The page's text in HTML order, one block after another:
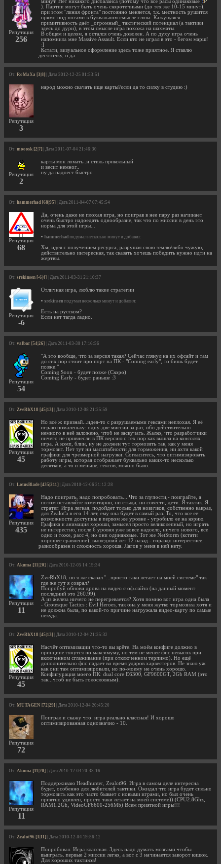
Репутация
256
минут. Нет никакого дисбаланса (потому что все расы одинаковые
). Партии могут быть очень скоротечными (до тех же 10-15 минут),
при этом "линия фронта" постоянно меняется, т.к. местность рушится
прямо под ногами в буквальном смысле слова. Кажущаяся
примитивность даёт _огромный_ тактический потенциал (а тактики
здесь до дури), в этом смысле игра похожа на шахматы.
В общем и целом, я остался очень доволен. А по духу игра очень
напомнила мне Massive Assault. Если кто не играл в это - бегом марш!
:]
Кстати, визуальное оформление здесь тоже приятное. Я ставлю
десяточку, о да.
От: RoMaXa [3|8] | Дата 2012-12-25 01:53:51
Репутация
3
народ можно скачать ище карты?єсли да то силку в студию :)
От: mooosk [2|7] | Дата 2011-07-04 21:46:30
Репутация
2
карты мон ломать..и стиль прикольный
и весит немног..
ну да надоест быстро
От: hammerhad [68|95] | Дата 2011-04-07 07:45:54
Репутация
68
Да, очень даже не плохая игра, но поиграв в нее пару раз начинает
очень быстро надоедать однообразие, так что по миссии в день это
норма для этой игры...
• hammerhad подумал несколько минут и добавил:
Хм, идея с получением ресурса, разрушая свою землю/либо чужую,
действительно интересная, так сказать хочешь победить нужно идти на
жертвы.
От: srekinsen [-6|4] | Дата 2011-03-31 21:10:37
Репутация
-6
Отличная игра, люблю такие стратегии
• srekinsen подумал несколько минут и добавил:
Есть на русском?
Если нет тагда ладно.
От: valbar [54|26] | Дата 2011-03-30 17:16:56
Репутация
54
"А это вообще, что за версия такая? Сейчас глянул на их офсайт и там
до сих пор стоит про порт на ПК - "Coming early", то бишь будет
позже."
Coming Soon - будет позже (Скоро)
Coming Early - будет раньше :3
От: ZveRbX18 [45|13] | Дата 2010-12-08 21:25:59
Репутация
45
Но всё ж признай...идея-то с разрушаемыми гексами неплохая. Я её
играю помаленьку: одну-две миссии за раз, ибо действительно
немного в неё заложено, чтоб не заскучать. Жалко, что разработчики
ничего не привнесли в ПК версию с тех пор как вышла на консолях
игра. А комп, блин, ну не должен тут тормозить так, как у меня
тормозит. Нет тут ни масштабности для торможения, ни ахти какой
графики для чрезмерной нагрузки. Согласитесь, что оптимизировать
работу игры, которая отображает буквально каких-то несколько
десятков, а то и меньше, гексов, можно было.
От: LotusBlade [435|211] | Дата 2010-12-06 21:12:28
Репутация
435
Надо поиграть, надо попробовать... Что за глупости,- поиграйте, а
потом оставляйте коментарии, ни стыда, ни совести, дети. Я тактик. Я
стратег. Игра легкая, подойдет только для новичков, собственно какраз,
для Zealot'а в его 14 лет, ему она будет в самый раз. То, что все ее
возможности доступны в первом же уровне - угробило ее на корню.
Графика и анимация хороши, замысел просто великолепный, но играть
не интерестно, после 6 уровня уже вовсе надоело, ничего нового, все
одно и тоже, расс 4, но они одинаковые. Тот же NetStorm (кстати
хорошее сравнение), вышедший лет 12 назад - гораздо интерестнее,
разнообразен и сложность хороша. Лагов у меня в ней нету.
От: Akuma [11|20] | Дата 2010-12-05 14:19:34
Репутация
11
ZveRbX18, но я же сказал "...просто таки летает на моей системе" так
где же тут я соврал?
Попробуй обнови дрова на видео с оф.сайта (на данный момент
последний это 260.99).
А из железа ничего не перегревается? Хотя помню вот игра одна была
- Grotesque Tactics : Evil Heroes, так она у меня жутко тормозила хотя и
не должна была, по какой-то причине нагружала видео-карту по самые
некуда.
От: ZveRbX18 [45|13] | Дата 2010-12-04 21:35:32
Репутация
45
Насчёт оптимизации что-то вы врёте. На моём конфиге должно в
принципе тянутся по максимуму, но тем не менее фпс невысок при
включенном сглаживание (при отключенном терпимо). Но ещё
дополнительно фпс падает во время ударов харвестеров. Не знаю уж
как они там оптимизировали, но по-моему не очень хорошо.
Конфигурация моего ПК: dual core E6300, GF9600GT, 2Gb RAM (это
так...чтоб не быть голословным).
От: MUTAGEN [72|29] | Дата 2010-12-04 20:45:20
Репутация
72
Поиграл и скажу что: игра реально классная! И хорошо
оптимизированная однозначно - 10.
От: Akuma [11|20] | Дата 2010-12-04 20:33:16
Репутация
11
Поддерживаю Headhunter, Zealot96. Игра в самом деле интересна
будет, особенно для любителей тактики. Ожидал что игра будет сильно
тормозить как это часто бывает с новыми играми, но был очень
приятно удивлен, просто таки летает на моей системе)) (CPU2.8Ghz,
RAM1.2Gb, VideoGF6600-256Mb) Всем приятной игры!!!
От: Zealot96 [3|11] | Дата 2010-12-04 19:56:12
Попробовал. Игра классная. Здесь надо думать мозгами чтобы
выиграть. первые 2 миссии легко, а вот с 3 начинается заворот кишок.
Для хороших тактиков!